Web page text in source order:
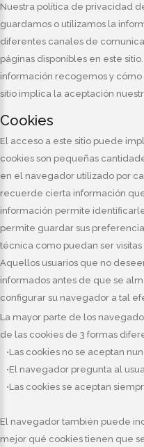
Nuestra política de privacidad
guardamos o utilizamos la
diferentes canales de
páginas disponibles en este
información recogemos y
sitio implica la aceptación
Cookies
El acceso a este sitio puede
cookies son pequeñas
en el navegador utilizado por
recuerde cierta información
información permite
permite guardar sus
técnica como puedan ser
Aquellos usuarios que no
informados antes de que se
configurar su navegador a tal
La mayor parte de los
de las cookies de 3 formas
•Las cookies no se aceptan
•El navegador pregunta al
•Las cookies se aceptan
El navegador también puede
mejor qué cookies tienen que